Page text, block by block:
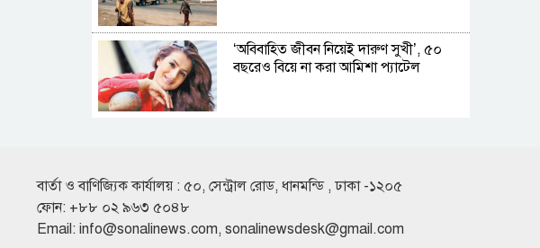
‘অবিবাহিত জীবন নিয়েই দারুণ সুখী’, ৫০
বছরেও বিয়ে না করা আমিশা প্যাটেল
পোশাক শিল্পে মূল্য সংযোজন বাড়াতে
বাংলাদেশে বড় সম্ভাবনা দেখছে দক্ষিণ
বার্তা ও বাণিজ্যিক কার্যালয় : ৫০, সেন্ট্রাল রোড, ধানমন্ডি , ঢাকা -১২০৫
ফোন: +৮৮ ০২ ৯৬৩ ৫০৪৮
Email: info@sonalinews.com, sonalinewsdesk@gmail.com